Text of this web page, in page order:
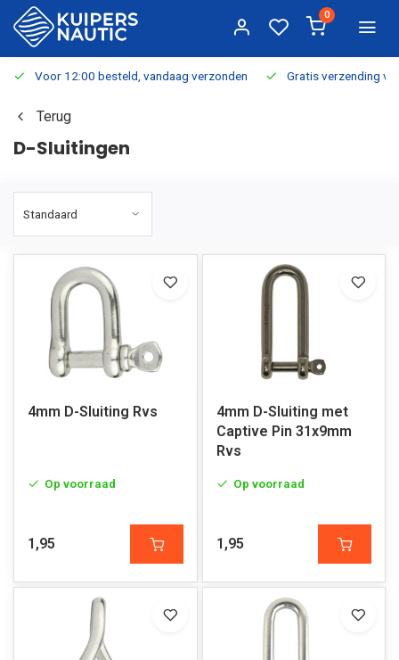
0
Voor 12:00 besteld, vandaag verzonden Gratis verzending
Terug
D-Sluitingen
4mm D-Sluiting Rvs
Op voorraad
1,95
4mm D-Sluiting met
Captive Pin 31x9mm
Rvs
Op voorraad
1,95